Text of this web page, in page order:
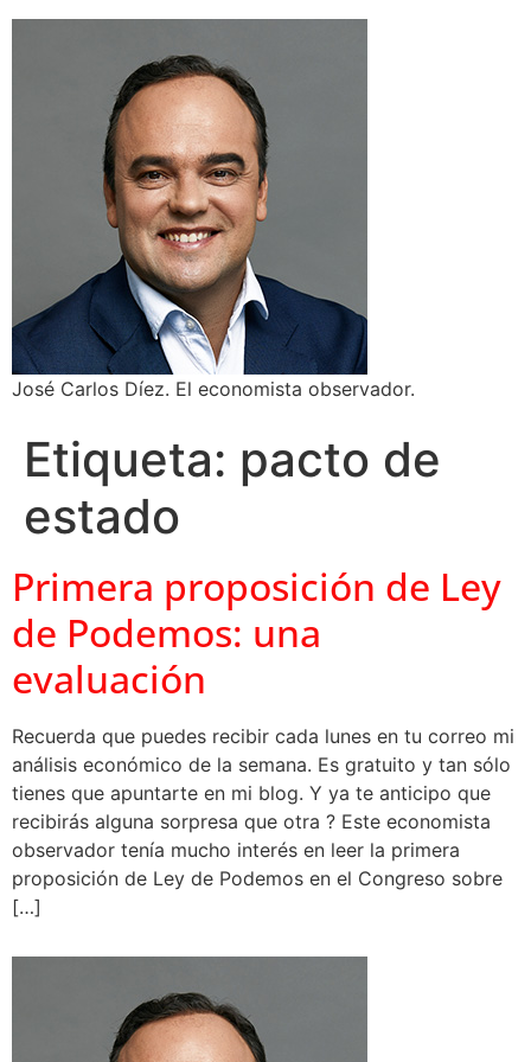
José Carlos Díez. El economista observador.
Etiqueta: pacto de
estado
Primera proposición de Ley
de Podemos: una
evaluación
Recuerda que puedes recibir cada lunes en tu correo mi
análisis económico de la semana. Es gratuito y tan sólo
tienes que apuntarte en mi blog. Y ya te anticipo que
recibirás alguna sorpresa que otra ? Este economista
observador tenía mucho interés en leer la primera
proposición de Ley de Podemos en el Congreso sobre
[…]